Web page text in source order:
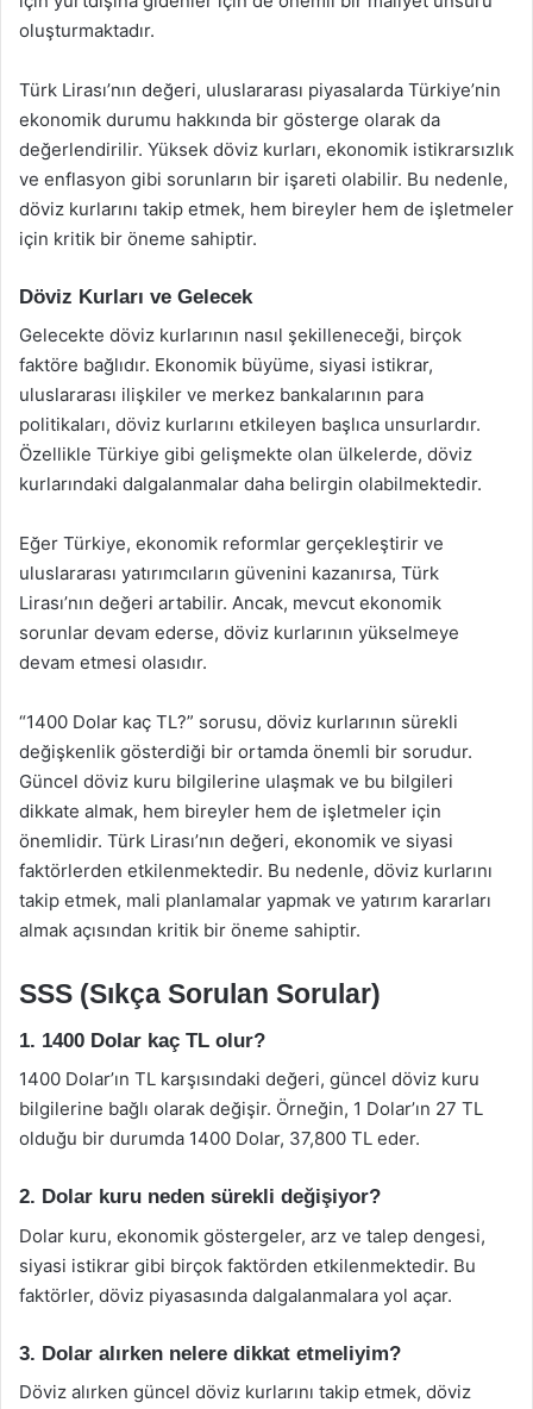
oluşturmaktadır.
Türk Lirası’nın değeri, uluslararası piyasalarda Türkiye’nin
ekonomik durumu hakkında bir gösterge olarak da
değerlendirilir. Yüksek döviz kurları, ekonomik istikrarsızlık
ve enflasyon gibi sorunların bir işareti olabilir. Bu nedenle,
döviz kurlarını takip etmek, hem bireyler hem de işletmeler
için kritik bir öneme sahiptir.
Döviz Kurları ve Gelecek
Gelecekte döviz kurlarının nasıl şekilleneceği, birçok
faktöre bağlıdır. Ekonomik büyüme, siyasi istikrar,
uluslararası ilişkiler ve merkez bankalarının para
politikaları, döviz kurlarını etkileyen başlıca unsurlardır.
Özellikle Türkiye gibi gelişmekte olan ülkelerde, döviz
kurlarındaki dalgalanmalar daha belirgin olabilmektedir.
Eğer Türkiye, ekonomik reformlar gerçekleştirir ve
uluslararası yatırımcıların güvenini kazanırsa, Türk
Lirası’nın değeri artabilir. Ancak, mevcut ekonomik
sorunlar devam ederse, döviz kurlarının yükselmeye
devam etmesi olasıdır.
“1400 Dolar kaç TL?” sorusu, döviz kurlarının sürekli
değişkenlik gösterdiği bir ortamda önemli bir sorudur.
Güncel döviz kuru bilgilerine ulaşmak ve bu bilgileri
dikkate almak, hem bireyler hem de işletmeler için
önemlidir. Türk Lirası’nın değeri, ekonomik ve siyasi
faktörlerden etkilenmektedir. Bu nedenle, döviz kurlarını
takip etmek, mali planlamalar yapmak ve yatırım kararları
almak açısından kritik bir öneme sahiptir.
SSS (Sıkça Sorulan Sorular)
1. 1400 Dolar kaç TL olur?
1400 Dolar’ın TL karşısındaki değeri, güncel döviz kuru
bilgilerine bağlı olarak değişir. Örneğin, 1 Dolar’ın 27 TL
olduğu bir durumda 1400 Dolar, 37,800 TL eder.
2. Dolar kuru neden sürekli değişiyor?
Dolar kuru, ekonomik göstergeler, arz ve talep dengesi,
siyasi istikrar gibi birçok faktörden etkilenmektedir. Bu
faktörler, döviz piyasasında dalgalanmalara yol açar.
3. Dolar alırken nelere dikkat etmeliyim?
Döviz alırken güncel döviz kurlarını takip etmek, döviz